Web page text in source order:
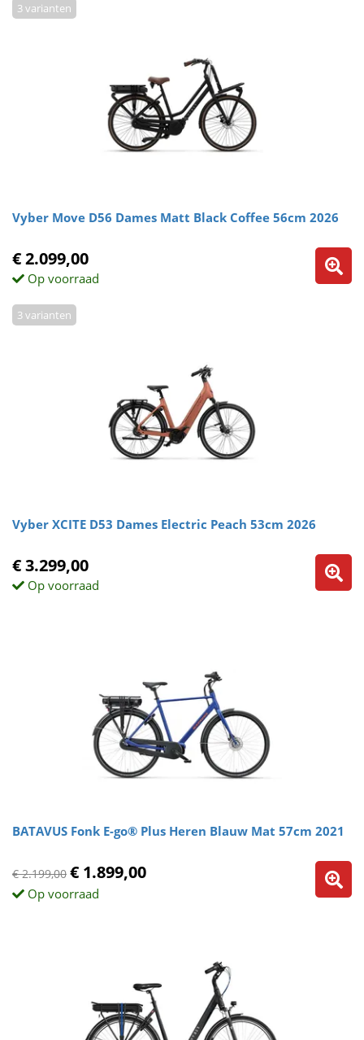
Vyber Move D56 Dames Matt Black Coffee 56cm 2026
3 varianten
€ 2.099,00
Op voorraad
Vyber XCITE D53 Dames Electric Peach 53cm 2026
3 varianten
€ 3.299,00
Op voorraad
BATAVUS Fonk E-go® Plus Heren Blauw Mat 57cm 2021
€ 2.199,00 € 1.899,00
Op voorraad